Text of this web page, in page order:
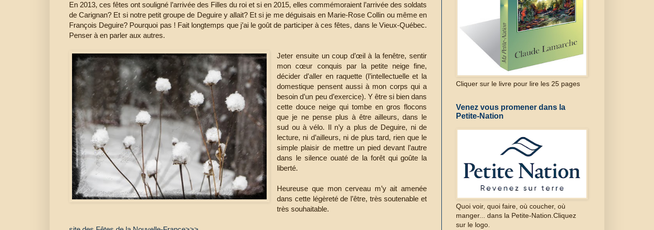
En 2013, ces fêtes ont souligné l’arrivée des Filles du roi et si en 2015, elles commémoraient l’arrivée des soldats
de Carignan? Et si notre petit groupe de Deguire y allait? Et si je me déguisais en Marie-Rose Collin ou même en
François Deguire? Pourquoi pas ! Fait longtemps que j’ai le goût de participer à ces fêtes, dans le Vieux-Québec.
Penser à en parler aux autres.
Jeter ensuite un coup d’œil à la fenêtre, sentir
mon cœur conquis par la petite neige fine,
décider d’aller en raquette (l’intellectuelle et la
domestique pensent aussi à mon corps qui a
besoin d’un peu d’exercice). Y être si bien dans
cette douce neige qui tombe en gros flocons
que je ne pense plus à être ailleurs, dans le
sud ou à vélo. Il n’y a plus de Deguire, ni de
lecture, ni d’ailleurs, ni de plus tard, rien que le
simple plaisir de mettre un pied devant l’autre
dans le silence ouaté de la forêt qui goûte la
liberté.
Heureuse que mon cerveau m’y ait amenée
dans cette légèreté de l’être, très soutenable et
très souhaitable.
Cliquer sur le livre pour lire les 25 pages
Venez vous promener dans la
Petite-Nation
Quoi voir, quoi faire, où coucher, où
manger... dans la Petite-Nation.Cliquez
sur le logo.